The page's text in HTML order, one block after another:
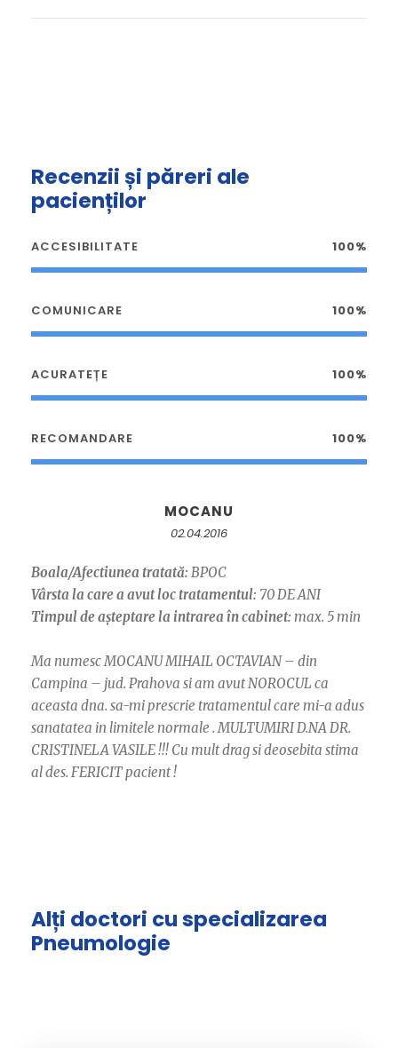
Recenzii și păreri ale
pacienților
ACCESIBILITATE 100%
COMUNICARE 100%
ACURATEȚE 100%
RECOMANDARE 100%
MOCANU
02.04.2016
Boala/Afectiunea tratată: BPOC
Vârsta la care a avut loc tratamentul: 70 DE ANI
Timpul de așteptare la intrarea în cabinet: max. 5 min
Ma numesc MOCANU MIHAIL OCTAVIAN – din
Campina – jud. Prahova si am avut NOROCUL ca
aceasta dna. sa-mi prescrie tratamentul care mi-a adus
sanatatea in limitele normale . MULTUMIRI D.NA DR.
CRISTINELA VASILE !!! Cu mult drag si deosebita stima
al des. FERICIT pacient !
Alți doctori cu specializarea
Pneumologie